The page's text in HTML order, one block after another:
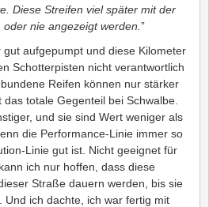
Diese Streifen viel später mit der
nie angezeigt werden. ”
aufgepumpt und diese Kilometer
Schotterpisten nicht verantwortlich
Reifen können nur stärker
totale Gegenteil bei Schwalbe.
und sie sind Wert weniger als
die Performance-Linie immer so
Linie gut ist. Nicht geeignet für
ich nur hoffen, dass diese
Straße dauern werden, bis sie
Und ich dachte, ich war fertig mit